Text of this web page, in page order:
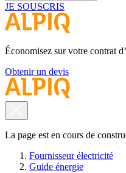
JE SOUSCRIS
Économisez sur votre contrat
Obtenir un devis
La page est en cours de
Fournisseur électricité
Guide énergie